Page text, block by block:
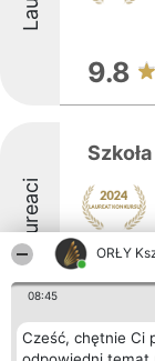
ORŁY
08:45
Cześć, chętnie Ci
9.8
Laureaci
10